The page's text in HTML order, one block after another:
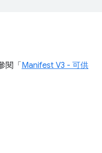
閱「 Manifest V3 - 可供